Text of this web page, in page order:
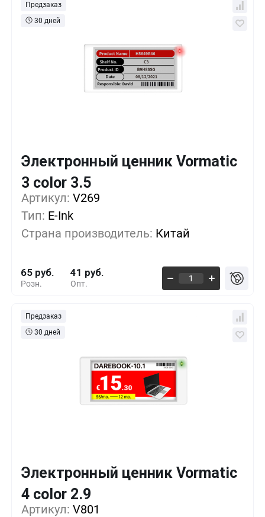
Предзаказ
30 дней
Электронный ценник Vormatic
3 color 3.5
Артикул: V269
Тип: E-Ink
Страна производитель: Китай
Розн.
65 руб.
Опт.
41 руб.
1+ 0%
500+
1000+ -30%
Предзаказ
30 дней
Электронный ценник Vormatic
4 color 2.9
Артикул: V801
1+ 0%